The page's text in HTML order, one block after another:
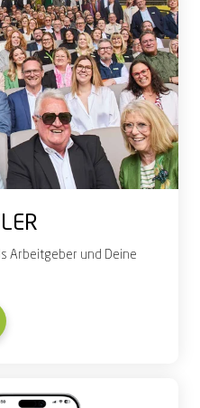
Arbeitgeber und Deine